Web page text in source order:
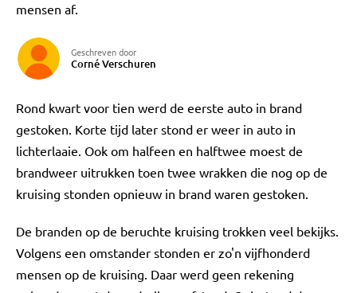
mensen af.
Geschreven door
Corné Verschuren
Rond kwart voor tien werd de eerste auto in brand
gestoken. Korte tijd later stond er weer in auto in
lichterlaaie. Ook om halfeen en halftwee moest de
brandweer uitrukken toen twee wrakken die nog op de
kruising stonden opnieuw in brand waren gestoken.
De branden op de beruchte kruising trokken veel bekijks.
Volgens een omstander stonden er zo'n vijfhonderd
mensen op de kruising. Daar werd geen rekening